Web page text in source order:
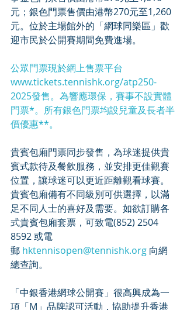
元；銀色門票售價由港幣270元至1,260
元。位於主場館外的「網球同樂區」歡
迎市民於公開賽期間免費進場。
公眾門票現於網上售票平台
www.tickets.tennishk.org/atp250-
2025發售。為響應環保，賽事不設實體
門票*。所有銀色門票均設兒童及長者半
價優惠**。
貴賓包廂門票同步發售，為球迷提供貴
賓式款待及餐飲服務，並安排更佳觀賽
位置，讓球迷可以更近距離觀看球賽。
貴賓包廂備有不同級別可供選擇，以滿
足不同人士的喜好及需要。如欲訂購各
式貴賓包廂套票，可致電(852) 2504
8592 或電
郵 hktennisopen@tennishk.org 向網
總查詢。
「中銀香港網球公開賽」很高興成為一
項「M」品牌認可活動，協助提升香港